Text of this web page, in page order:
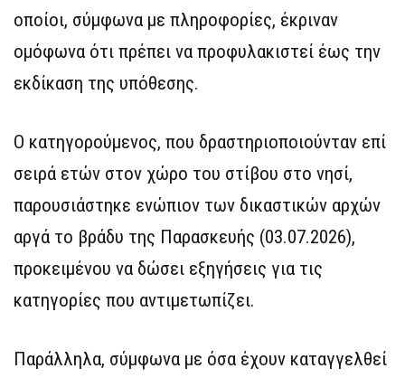
οποίοι, σύμφωνα με πληροφορίες, έκριναν
ομόφωνα ότι πρέπει να προφυλακιστεί έως την
εκδίκαση της υπόθεσης.
Ο κατηγορούμενος, που δραστηριοποιούνταν επί
σειρά ετών στον χώρο του στίβου στο νησί,
παρουσιάστηκε ενώπιον των δικαστικών αρχών
αργά το βράδυ της Παρασκευής (03.07.2026),
προκειμένου να δώσει εξηγήσεις για τις
κατηγορίες που αντιμετωπίζει.
Παράλληλα, σύμφωνα με όσα έχουν καταγγελθεί